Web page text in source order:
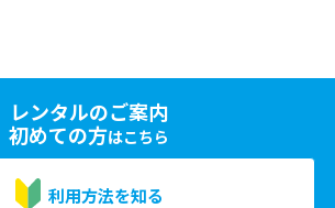
レンタルのご案内
初めての方はこちら
利用方法を知る